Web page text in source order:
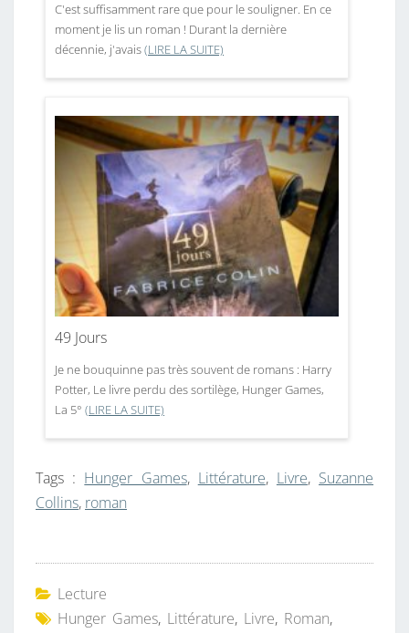
C'est suffisamment rare que pour le souligner. En ce
moment je lis un roman ! Durant la dernière
décennie, j'avais(LIRE LA SUITE)
49 Jours
Je ne bouquinne pas très souvent de romans : Harry
Potter, Le livre perdu des sortilège, Hunger Games,
La 5° (LIRE LA SUITE)
Tags : Hunger Games, Littérature, Livre, Suzanne
Collins, roman
Lecture
Hunger Games, Littérature, Livre, Roman,